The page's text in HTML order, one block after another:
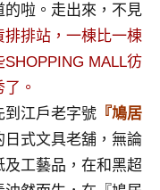
啦。走出來，不見
排排站，一棟比一棟
MALL彷
。
到江戶老字號 『鳩居
日式文具老舖，無論
工藝品，在和黑超